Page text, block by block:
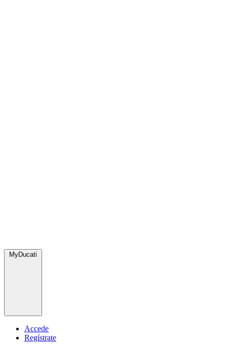
MyDucati
Accede
Regístrate